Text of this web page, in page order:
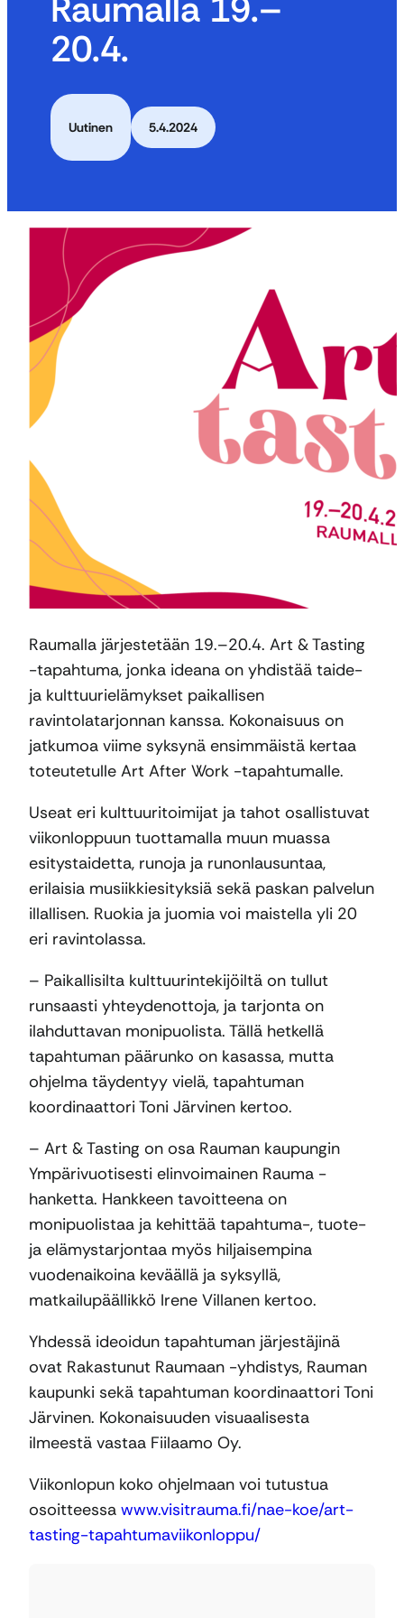
20.4.
Uutinen 5.4.2024
Raumalla järjestetään 19.–20.4. Art & Tasting
-tapahtuma, jonka ideana on yhdistää taide-
ja kulttuurielämykset paikallisen
ravintolatarjonnan kanssa. Kokonaisuus on
jatkumoa viime syksynä ensimmäistä kertaa
toteutetulle Art After Work -tapahtumalle.
Useat eri kulttuuritoimijat ja tahot osallistuvat
viikonloppuun tuottamalla muun muassa
esitystaidetta, runoja ja runonlausuntaa,
erilaisia musiikkiesityksiä sekä paskan palvelun
illallisen. Ruokia ja juomia voi maistella yli 20
eri ravintolassa.
– Paikallisilta kulttuurintekijöiltä on tullut
runsaasti yhteydenottoja, ja tarjonta on
ilahduttavan monipuolista. Tällä hetkellä
tapahtuman päärunko on kasassa, mutta
ohjelma täydentyy vielä, tapahtuman
koordinaattori Toni Järvinen kertoo.
– Art & Tasting on osa Rauman kaupungin
Ympärivuotisesti elinvoimainen Rauma -
hanketta. Hankkeen tavoitteena on
monipuolistaa ja kehittää tapahtuma-, tuote-
ja elämystarjontaa myös hiljaisempina
vuodenaikoina keväällä ja syksyllä,
matkailupäällikkö Irene Villanen kertoo.
Yhdessä ideoidun tapahtuman järjestäjinä
ovat Rakastunut Raumaan -yhdistys, Rauman
kaupunki sekä tapahtuman koordinaattori Toni
Järvinen. Kokonaisuuden visuaalisesta
ilmeestä vastaa Fiilaamo Oy.
Viikonlopun koko ohjelmaan voi tutustua
osoitteessa www.visitrauma.fi/nae-koe/art-
tasting-tapahtumaviikonloppu/